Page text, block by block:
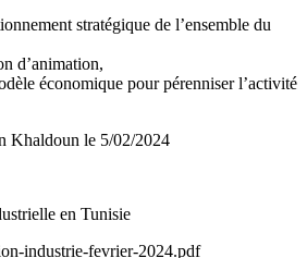
stratégique de l’ensemble du
d’animation,
économique pour pérenniser l’activité
Khaldoun le 5/02/2024
en Tunisie
industrie-fevrier-2024.pdf